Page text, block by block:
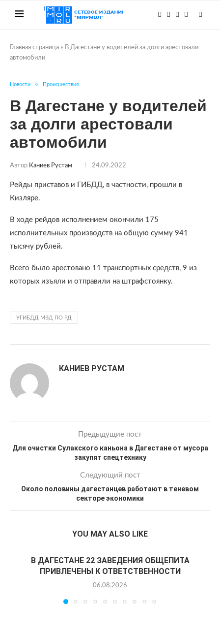
Главная страница » В Дагестане у водителей за долги арестовали
автомобили
Новости Происшествия
В Дагестане у водителей
за долги арестовали
автомобили
Автор Каниев Рустам 24.09.2022
Рейды приставов и ГИБДД, в частности, прошли в
Кизляре.
В ходе рейдов исполнением окончили 175
исполнительных производств на общую сумму 941
тысячу рублей.
Всего было арестовано 11 транспортных средств, 9 из
которых изъяли и отправили на штрафстоянку.
УГИБДД МВД ПО РД
КАНИЕВ РУСТАМ
Предыдущие пост
Для очистки Сулакского каньона в Дагестане от мусора
закупят спецтехнику
Следующий пост
Около половины дагестанцев работают в теневом
секторе экономики
YOU MAY ALSO LIKE
В ДАГЕСТАНЕ 22 ЗАВЕДЕНИЯ ОБЩЕПИТА
ПРИВЛЕЧЕНЫ К ОТВЕТСТВЕННОСТИ
06.08.2026